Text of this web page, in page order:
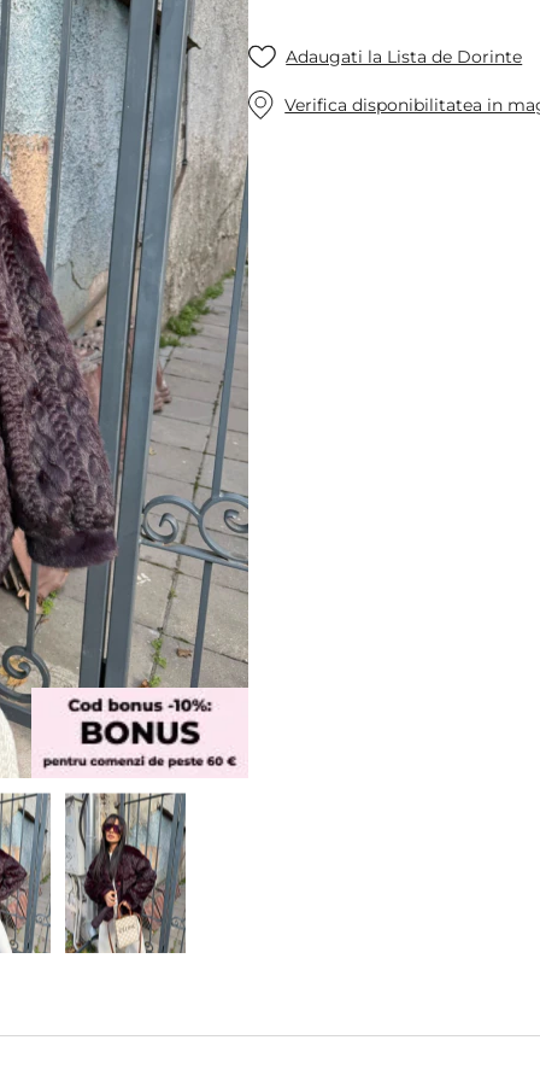
Adaugati la Lista de Dorinte
Verifica disponibilitatea in